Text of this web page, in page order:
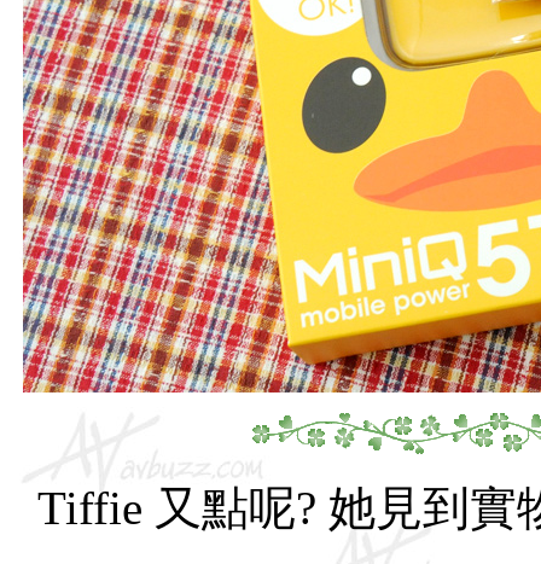
Tiffie 又點呢? 她見到實